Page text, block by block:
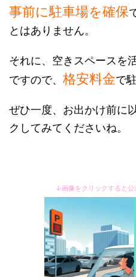
事前に駐車場を確保
とはありません。
それに、空きスペースを
ですので、 格安料金で
ぜひ一度、お出かけ前に
クしてみてくださいね。
↓画像をクリックすると